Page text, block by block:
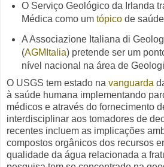
O Serviço Geológico da Irlanda
Médica como um tópicode
A Associazione Italiana di
(AGMItalia) pretende ser um
nível nacional na área de
O USGS tem estado na vanguarda
à saúde humana implementando
médicos e através do fornecimento
interdisciplinar aos tomadores de
recentes incluem as implicações
compostos orgânicos dos recursos
qualidade da água relacionada a